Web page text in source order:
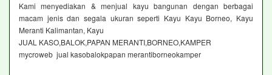
Kami menyediakan & menjual kayu bangunan dengan berbagai
macam jenis dan segala ukuran seperti Kayu Kayu Borneo, Kayu
Meranti Kalimantan, Kayu
JUAL KASO,BALOK,PAPAN MERANTI,BORNEO,KAMPER
mycroweb jual kasobalokpapan merantiborneokamper